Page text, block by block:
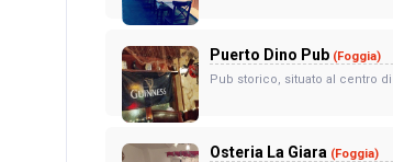
Puerto Dino Pub (Foggia)
Pub storico, situato al centro
Osteria La Giara (Foggia)